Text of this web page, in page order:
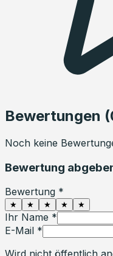
Bewertungen (
Noch keine
Bewertung
Bewertung *
★ ★ ★ ★ ★
Ihr Name *
E-Mail *